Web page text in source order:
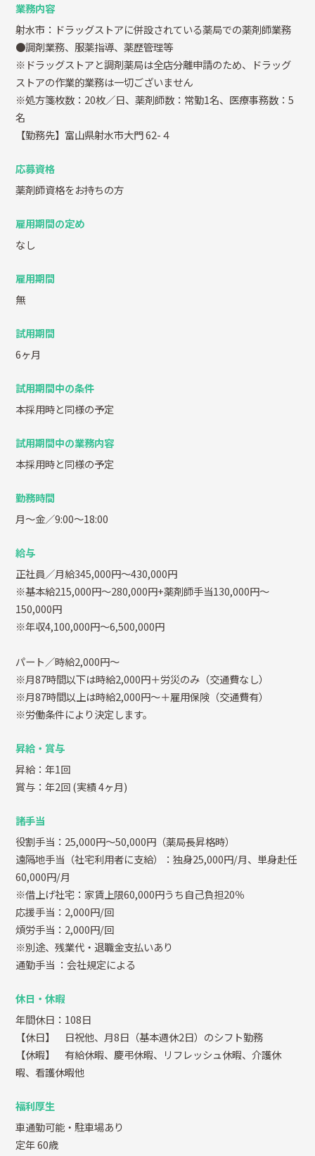
業務内容
射水市：ドラッグストアに併設されている薬局での薬剤師業務
●調剤業務、服薬指導、薬歴管理等
※ドラッグストアと調剤薬局は全店分離申請のため、ドラッグ
ストアの作業的業務は一切ございません
※処方箋枚数：20枚／日、薬剤師数：常勤1名、医療事務数：5
名
【勤務先】富山県射水市大門 62-４
応募資格
薬剤師資格をお持ちの方
雇用期間の定め
なし
雇用期間
無
試用期間
6ヶ月
試用期間中の条件
本採用時と同様の予定
試用期間中の業務内容
本採用時と同様の予定
勤務時間
月～金／9:00～18:00
給与
正社員／月給345,000円～430,000円
※基本給215,000円～280,000円+薬剤師手当130,000円～
150,000円
※年収4,100,000円～6,500,000円
パート／時給2,000円～
※月87時間以下は時給2,000円＋労災のみ（交通費なし）
※月87時間以上は時給2,000円～＋雇用保険（交通費有）
※労働条件により決定します。
昇給・賞与
昇給：年1回
賞与：年2回(実績 4ヶ月)
諸手当
役割手当：25,000円～50,000円（薬局長昇格時）
遠隔地手当（社宅利用者に支給）：独身25,000円/月、単身赴任
60,000円/月
※借上げ社宅：家賃上限60,000円うち自己負担20％
応援手当：2,000円/回
煩労手当：2,000円/回
※別途、残業代・退職金支払いあり
通勤手当 ：会社規定による
休日・休暇
年間休日：108日
【休日】 日祝他、月8日（基本週休2日）のシフト勤務
【休暇】 有給休暇、慶弔休暇、リフレッシュ休暇、介護休
暇、看護休暇他
福利厚生
車通勤可能・駐車場あり
定年 60歳